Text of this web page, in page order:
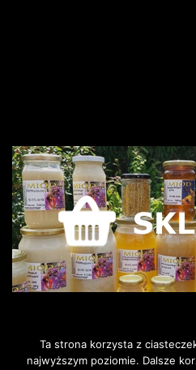
Ta strona korzysta z
najwyższym poziomie. Dalsze